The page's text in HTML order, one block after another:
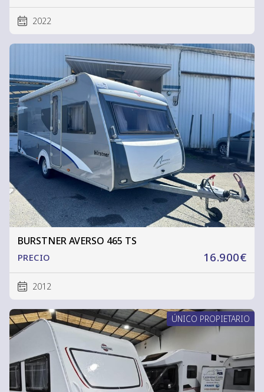
2022
BURSTNER AVERSO 465 TS
16.900€
PRECIO
2012
ÚNICO PROPIETARIO